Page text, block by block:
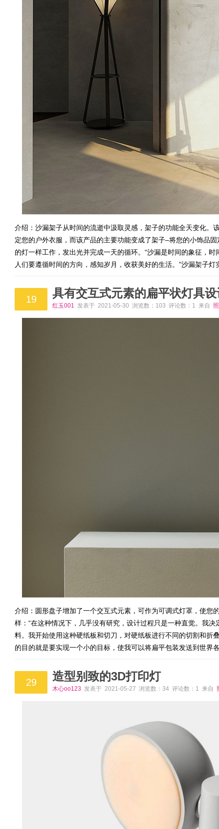
介绍：沙漏架子从时间的流逝中汲取灵感，架子的功能全天变化。
定您的户外衣服，而该产品的主要功能变成了架子–将您的小饰品
的灯一样工作，发出光并完成一天的循环。“沙漏是时间的象征，
人们要遵循时间的方向，感知岁月，收获美好的生活。”沙漏架子灯
19 具有交互式元素的扁平状灯具设
红玉001 发表于 2021-05-30 浏览数：103 评论数：1 来自
介绍：圆形盘子增加了一个交互式元素，可作为可调式灯罩，使您
样：“在这种情况下，几乎没有研究，设计过程只是一种直觉。我
料。我开始使用这种硬纸板和切刀，对硬纸板进行不同的切割和折
的目的就是要实现一个小的目标，使我可以将扁平包装发送到世界
29 造型别致的3D打印灯
木心oo123 发表于 2021-05-27 浏览数：34 评论数：1 来自